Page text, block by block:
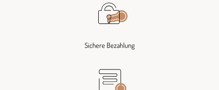
Sichere Bezahlung